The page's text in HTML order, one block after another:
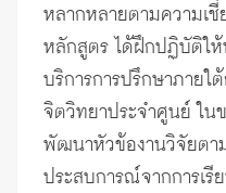
หลากหลายตามความเ
หลักสูตร ได้ฝึกปฏิบัติให้
บริการการปรึกษาภายใ
จิตวิทยาประจำศูนย์ ใน
พัฒนาหัวข้องานวิจัยตา
ประสบการณ์จากการเ